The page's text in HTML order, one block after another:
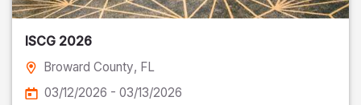
ISCG 2026
Broward County, FL
03/12/2026 - 03/13/2026